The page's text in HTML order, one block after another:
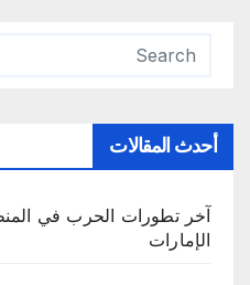
أحدث المقالات
آخر تطورات الحرب في
الإمارات